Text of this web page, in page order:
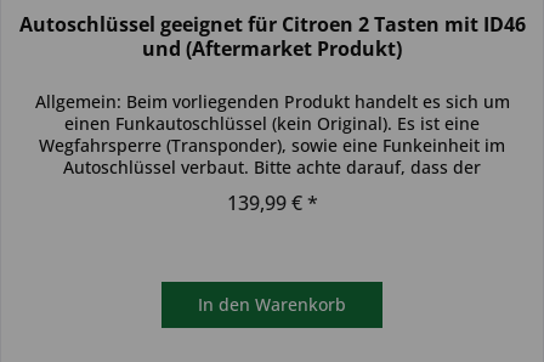
Autoschlüssel geeignet für Citroen 2 Tasten mit ID46
und (Aftermarket Produkt)
Allgemein: Beim vorliegenden Produkt handelt es sich um
einen Funkautoschlüssel (kein Original). Es ist eine
Wegfahrsperre (Transponder), sowie eine Funkeinheit im
Autoschlüssel verbaut. Bitte achte darauf, dass der
139,99 € *
In den Warenkorb